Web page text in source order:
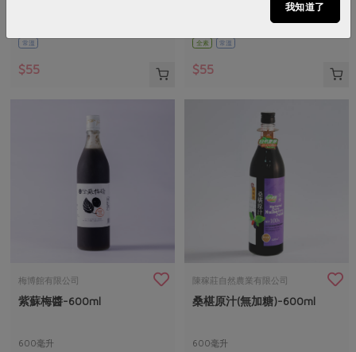
常溫
$55
全素 常溫
$55
梅博館有限公司
紫蘇梅醬-600ml
600毫升
陳稼莊自然農業有限公司
桑椹原汁(無加糖)-600ml
600毫升
我知道了